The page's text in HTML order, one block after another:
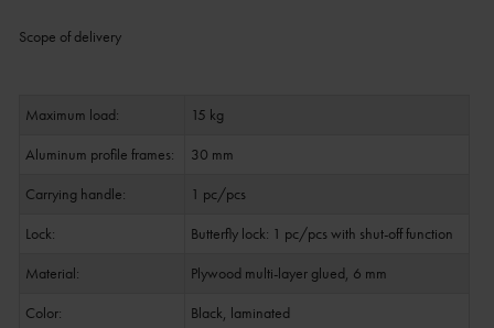
Scope of delivery
Maximum load:
15 kg
Aluminum profile frames:
30 mm
Carrying handle:
1 pc/pcs
Lock:
Butterfly lock: 1 pc/pcs with shut-off function
Material:
Plywood multi-layer glued, 6 mm
Color:
Black, laminated